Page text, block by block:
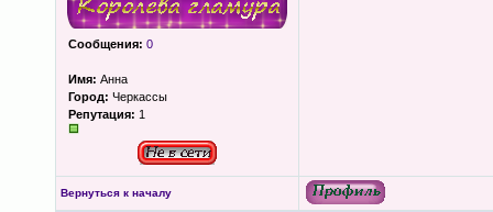
Сообщения: 0
Имя: Анна
Город: Черкассы
Репутация: 1
Вернуться к началу